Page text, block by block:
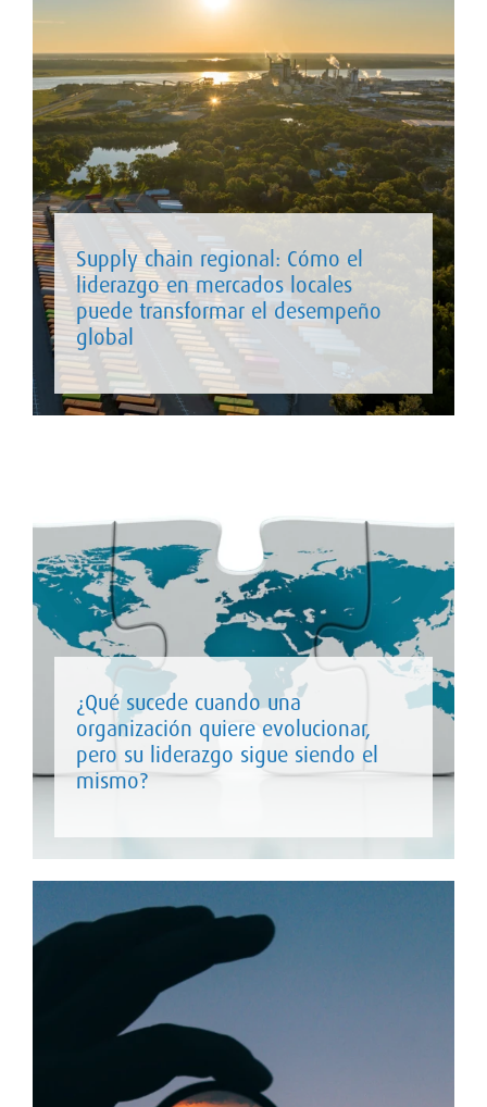
Supply chain regional: Cómo el
liderazgo en mercados locales
puede transformar el desempeño
global
¿Qué sucede cuando una
organización quiere evolucionar,
pero su liderazgo sigue siendo el
mismo?